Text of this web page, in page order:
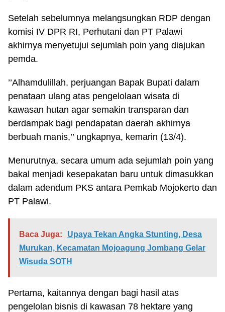
Setelah sebelumnya melangsungkan RDP dengan
komisi IV DPR RI, Perhutani dan PT Palawi
akhirnya menyetujui sejumlah poin yang diajukan
pemda.
’’Alhamdulillah, perjuangan Bapak Bupati dalam
penataan ulang atas pengelolaan wisata di
kawasan hutan agar semakin transparan dan
berdampak bagi pendapatan daerah akhirnya
berbuah manis,’’ ungkapnya, kemarin (13/4).
Menurutnya, secara umum ada sejumlah poin yang
bakal menjadi kesepakatan baru untuk dimasukkan
dalam adendum PKS antara Pemkab Mojokerto dan
PT Palawi.
Baca Juga:
Upaya Tekan Angka Stunting, Desa
Murukan, Kecamatan Mojoagung Jombang Gelar
Wisuda SOTH
Pertama, kaitannya dengan bagi hasil atas
pengelolan bisnis di kawasan 78 hektare yang